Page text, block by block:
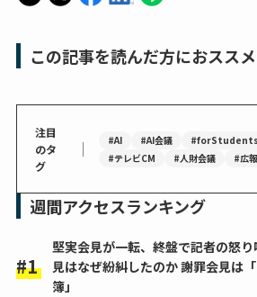
この記事を読んだ方におスス
注目
のタ
グ
｜ #AI #AI会議 #forStudents
#テレビCM
#人財会議 #広報
週間アクセスランキング
堅実会見が一転、終盤で記者の怒
見はなぜ紛糾したのか 謝罪会見は
簿」